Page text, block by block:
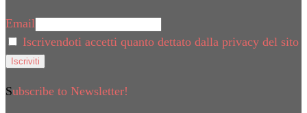
Email
Iscrivendoti accetti quanto dettato dalla privacy del sito
Subscribe to Newsletter!